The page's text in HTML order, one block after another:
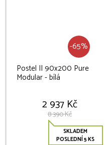
-65%
Postel II 90x200 Pure
Modular - bílá
2 937 Kč
8 390 Kč
SKLADEM
POSLEDNÍ 5 KS